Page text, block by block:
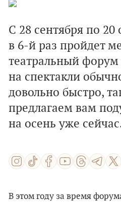
С 28 сентября по
в 6-й раз пройдет
театральный форум
на спектакли
довольно быстро,
предлагаем вам
на осень уже
В этом году за время